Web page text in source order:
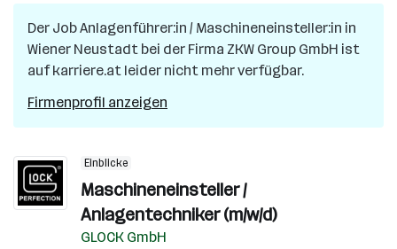
Der JobAnlagenführer:in / Maschineneinsteller:in in
Wiener Neustadt bei der Firma ZKW Group GmbH ist
auf karriere.at leider nicht mehr verfügbar.
Firmenprofil anzeigen
Einblicke
Maschineneinsteller /
Anlagentechniker (m/w/d)
GLOCK GmbH